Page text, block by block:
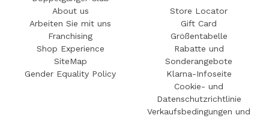
About us
Arbeiten Sie mit uns
Franchising
Shop Experience
SiteMap
Gender Equality Policy
Store Locator
Gift Card
Größentabelle
Rabatte und
Sonderangebote
Klarna-Infoseite
Cookie- und
Datenschutzrichtlinie
Verkaufsbedingungen und